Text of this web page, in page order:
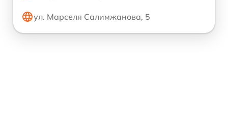
ул. Марселя Салимжанова, 5